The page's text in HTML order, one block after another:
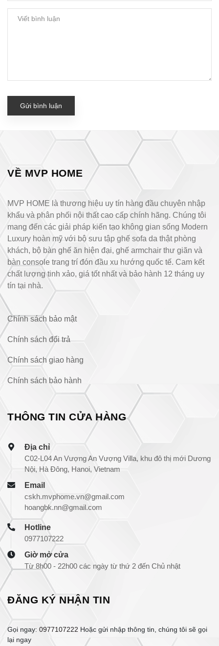
Gửi bình luận
VỀ MVP HOME
MVP HOME là thương hiệu uy tín hàng đầu chuyên nhập
khẩu và phân phối nội thất cao cấp chính hãng. Chúng tôi
mang đến các giải pháp kiến tạo không gian sống Modern
Luxury hoàn mỹ với bộ sưu tập ghế sofa da thật phòng
khách, bộ bàn ghế ăn hiện đại, ghế armchair thư giãn và
bàn console trang trí đón đầu xu hướng quốc tế. Cam kết
chất lượng tinh xảo, giá tốt nhất và bảo hành 12 tháng uy
tín tại nhà.
Chính sách bảo mật
Chính sách đổi trả
Chính sách giao hàng
Chính sách bảo hành
THÔNG TIN CỬA HÀNG
Địa chỉ
C02-L04 An Vượng An Vượng Villa, khu đô thị mới Dương
Nội, Hà Đông, Hanoi, Vietnam
Email
cskh.mvphome.vn@gmail.com
hoangbk.nn@gmail.com
Hotline
0977107222
Giờ mở cửa
Từ 8h00 - 22h00 các ngày từ thứ 2 đến Chủ nhật
ĐĂNG KÝ NHẬN TIN
Gọi ngay: 0977107222 Hoặc gửi nhập thông tin, chúng tôi sẽ gọi
lại ngay